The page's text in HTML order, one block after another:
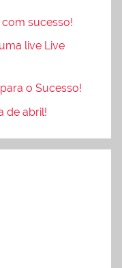
sucesso!
live Live
o Sucesso!
de abril!